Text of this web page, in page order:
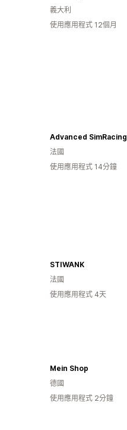
義大利
使用應用程式 12個月
法國
使用應用程式 14分鐘
STIWANK
法國
使用應用程式 4天
Mein Shop
德國
使用應用程式 2分鐘